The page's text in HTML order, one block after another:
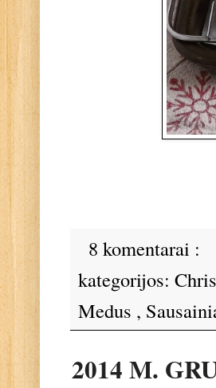
8 komentarai :
kategorijos:
Medus ,
2014 M.